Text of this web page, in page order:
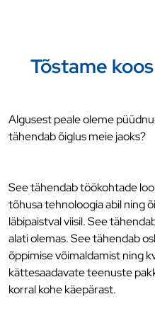
Tõstame
Algusest peale oleme
tähendab õiglus meie jaoks?
See tähendab töökohtade
tõhusa tehnoloogia abil ning
läbipaistval viisil. See
alati olemas. See tähendab
õppimise võimaldamist ning
kättesaadavate teenuste
korral kohe käepärast.